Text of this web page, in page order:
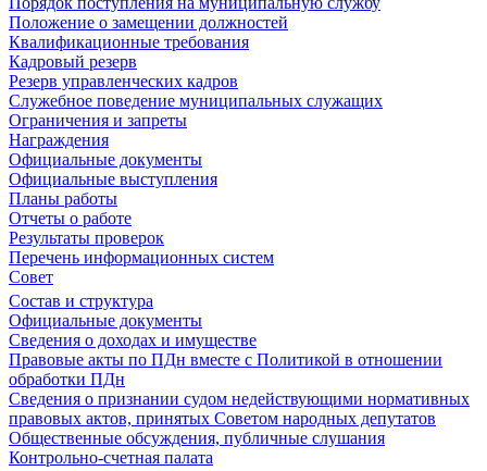
Положение о замещении должностей
Квалификационные требования
Кадровый резерв
Резерв управленческих кадров
Служебное поведение муниципальных служащих
Ограничения и запреты
Награждения
Официальные документы
Официальные выступления
Планы работы
Отчеты о работе
Результаты проверок
Перечень информационных систем
Совет
Состав и структура
Официальные документы
Сведения о доходах и имуществе
Правовые акты по ПДн вместе с Политикой в отношении
обработки ПДн
Сведения о признании судом недействующими нормативных
правовых актов, принятых Советом народных депутатов
Общественные обсуждения, публичные слушания
Контрольно-счетная палата